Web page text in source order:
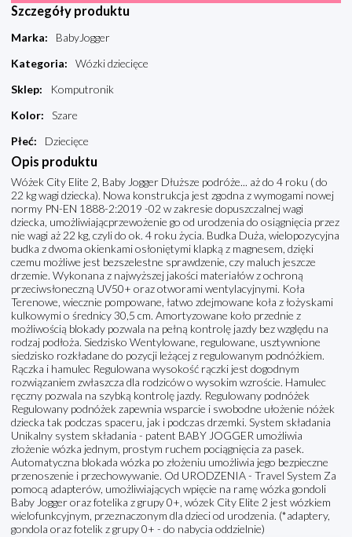
Szczegóły produktu
Marka:
BabyJogger
Kategoria:
Wózki dziecięce
Sklep:
Komputronik
Kolor:
Szare
Płeć: Dziecięce
Opis produktu
Wóżek City Elite 2, Baby Jogger Dłuższe podróże... aż do 4 roku ( do
22 kg wagi dziecka). Nowa konstrukcja jest zgodna z wymogami nowej
normy PN-EN 1888-2:2019 -02 w zakresie dopuszczalnej wagi
dziecka, umożliwiającprzewożenie go od urodzenia do osiągnięcia przez
nie wagi aż 22 kg, czyli do ok. 4 roku życia. Budka Duża, wielopozycyjna
budka z dwoma okienkami osłoniętymi klapką z magnesem, dzięki
czemu możliwe jest bezszelestne sprawdzenie, czy maluch jeszcze
drzemie. Wykonana z najwyższej jakości materiałów z ochroną
przeciwsłoneczną UV50+ oraz otworami wentylacyjnymi. Koła
Terenowe, wiecznie pompowane, łatwo zdejmowane koła z łożyskami
kulkowymi o średnicy 30,5 cm. Amortyzowane koło przednie z
możliwością blokady pozwala na pełną kontrolę jazdy bez względu na
rodzaj podłoża. Siedzisko Wentylowane, regulowane, usztywnione
siedzisko rozkładane do pozycji leżącej z regulowanym podnóżkiem.
Rączka i hamulec Regulowana wysokość rączki jest dogodnym
rozwiązaniem zwłaszcza dla rodziców o wysokim wzroście. Hamulec
ręczny pozwala na szybką kontrolę jazdy. Regulowany podnóżek
Regulowany podnóżek zapewnia wsparcie i swobodne ułożenie nóżek
dziecka tak podczas spaceru, jak i podczas drzemki. System składania
Unikalny system składania - patent BABY JOGGER umożliwia
złożenie wózka jednym, prostym ruchem pociągnięcia za pasek.
Automatyczna blokada wózka po złożeniu umożliwia jego bezpieczne
przenoszenie i przechowywanie. Od URODZENIA - Travel System Za
pomocą adapterów, umożliwiających wpięcie na ramę wózka gondoli
Baby Jogger oraz fotelika z grupy 0+, wózek City Elite 2 jest wózkiem
wielofunkcyjnym, przeznaczonym dla dzieci od urodzenia. (*adaptery,
gondola oraz fotelik z grupy 0+ - do nabycia oddzielnie)